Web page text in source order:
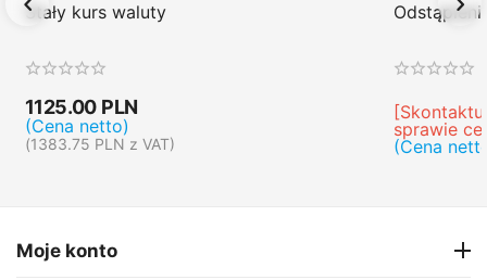
Stały kurs waluty
1125.00 PLN
(Cena netto)
(1383.75 PLN z VAT)
sprawie
(Cena
Moje konto